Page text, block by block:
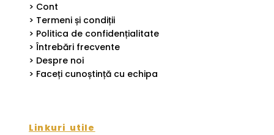
> Cont
> Termeni și condiții
> Politica de confidențialitate
> Întrebări frecvente
> Despre noi
> Faceți cunoștință cu echipa
Linkuri utile